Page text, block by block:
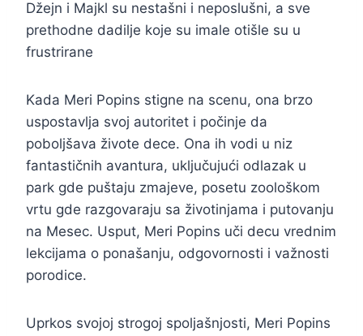
Džejn i Majkl su nestašni i neposlušni, a sve
prethodne dadilje koje su imale otišle su u
frustrirane
Kada Meri Popins stigne na scenu, ona brzo
uspostavlja svoj autoritet i počinje da
poboljšava živote dece. Ona ih vodi u niz
fantastičnih avantura, uključujući odlazak u
park gde puštaju zmajeve, posetu zoološkom
vrtu gde razgovaraju sa životinjama i putovanju
na Mesec. Usput, Meri Popins uči decu vrednim
lekcijama o ponašanju, odgovornosti i važnosti
porodice.
Uprkos svojoj strogoj spoljašnjosti, Meri Popins